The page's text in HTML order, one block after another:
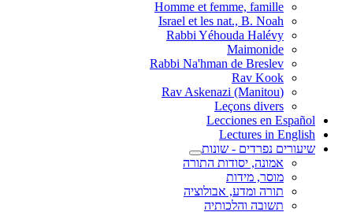
Homme et femme, famille
Israel et les nat., B. Noah
Rabbi Yéhouda Halévy
Maimonide
Rabbi Na'hman de Breslev
Rav Kook
(Rav Askenazi (Manitou
Leçons divers
Lecciones en Español
Lectures in English
שיעורים נפרדים - שונות
אמונה, יסודות התורה
מוסר, מידות
תורה ומדע, אבולוציה
תשובה והלכותיה